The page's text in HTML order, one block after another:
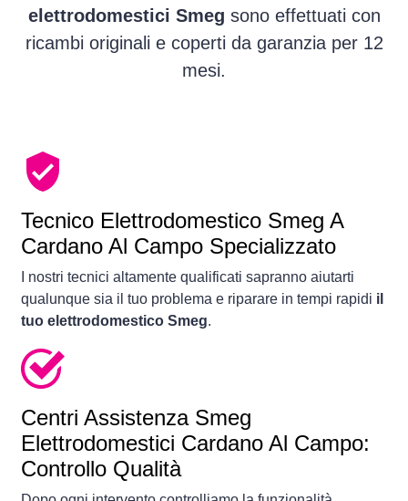
elettrodomestici Smeg sono effettuati con
ricambi originali e coperti da garanzia per 12
mesi.
Tecnico Elettrodomestico Smeg A
Cardano Al Campo Specializzato
I nostri tecnici altamente qualificati sapranno aiutarti
qualunque sia il tuo problema e riparare in tempi rapidi il
tuo elettrodomestico Smeg.
Centri Assistenza Smeg
Elettrodomestici Cardano Al Campo:
Controllo Qualità